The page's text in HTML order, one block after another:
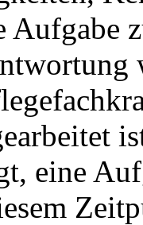
Aufgabe
eine